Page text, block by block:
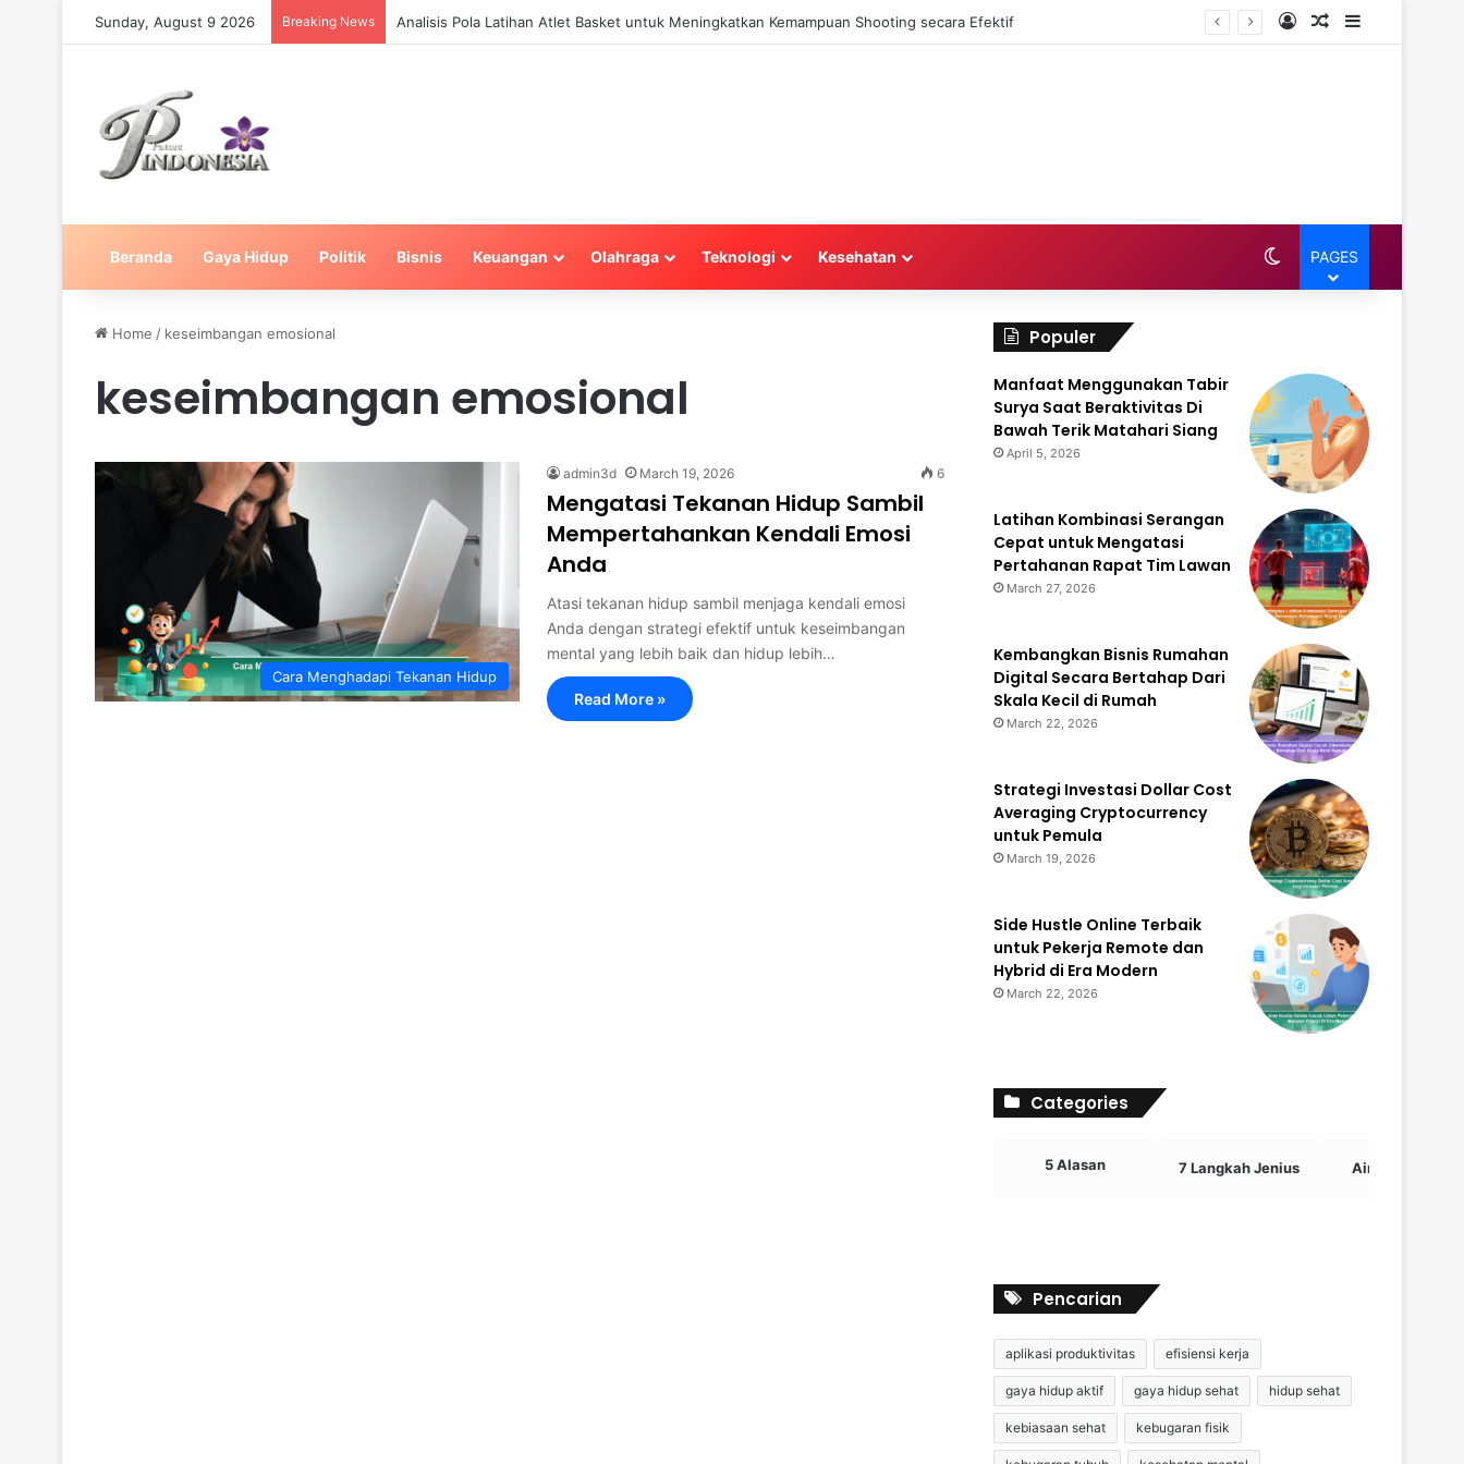
Sunday, August 9 2026 Breaking News Analisis Pola Latihan Atlet Basket untuk Meningkatkan Kemampuan Shooting secara Efektif Log InRandom Article
Sidebar
Beranda Gaya Hidup Politik Bisnis Keuangan Olahraga Teknologi Kesehatan Switch skin
PAGES
Home / keseimbangan emosional
keseimbangan emosional
Cara Menghadapi Tekanan Hidup
admin3d March 19, 2026 6
Mengatasi Tekanan Hidup Sambil
Mempertahankan Kendali Emosi
Anda
Atasi tekanan hidup sambil menjaga kendali emosi
Anda dengan strategi efektif untuk keseimbangan
mental yang lebih baik dan hidup lebih…
Read More »
Populer
Manfaat Menggunakan Tabir
Surya Saat Beraktivitas Di
Bawah Terik Matahari Siang
April 5, 2026
Latihan Kombinasi Serangan
Cepat untuk Mengatasi
Pertahanan Rapat Tim Lawan
March 27, 2026
Kembangkan Bisnis Rumahan
Digital Secara Bertahap Dari
Skala Kecil di Rumah
March 22, 2026
Strategi Investasi Dollar Cost
Averaging Cryptocurrency
untuk Pemula
March 19, 2026
Side Hustle Online Terbaik
untuk Pekerja Remote dan
Hybrid di Era Modern
March 22, 2026
Categories
5 Alasan 7 Langkah Jenius Airdrop Crypto
Pencarian
aplikasi produktivitas efisiensi kerja
gaya hidup aktif gaya hidup sehat hidup sehat
kebiasaan sehat kebugaran fisik